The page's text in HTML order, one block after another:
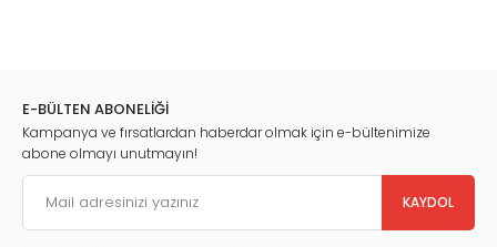
E-BÜLTEN ABONELİĞİ
Kampanya ve fırsatlardan haberdar olmak için e-bültenimize
abone olmayı unutmayın!
KAYDOL